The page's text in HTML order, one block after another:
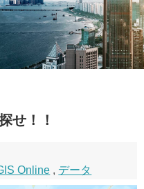
せ！！
Online , データ